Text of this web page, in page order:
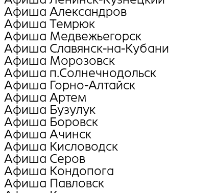
Афиша Александров
Афиша Темрюк
Афиша Медвежьегорск
Афиша Славянск-на-Кубани
Афиша Морозовск
Афиша п.Солнечнодольск
Афиша Горно-Алтайск
Афиша Артем
Афиша Бузулук
Афиша Боровск
Афиша Ачинск
Афиша Кисловодск
Афиша Серов
Афиша Кондопога
Афиша Павловск